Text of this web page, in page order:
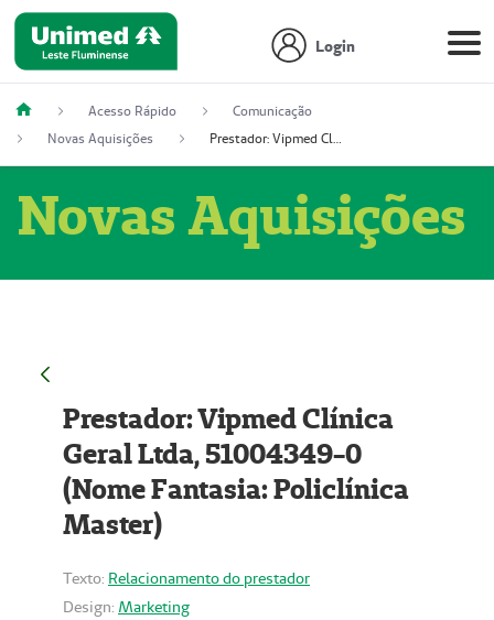
Login
Acesso Rápido
Comunicação
Novas Aquisições
Prestador: Vipmed Clínica Geral Ltda, 51004349-0 (Nome Fantasia: Policlínica Master)
Novas Aquisições
Prestador: Vipmed Clínica
Geral Ltda, 51004349-0
(Nome Fantasia: Policlínica
Master)
Texto: Relacionamento do prestador
Design: Marketing